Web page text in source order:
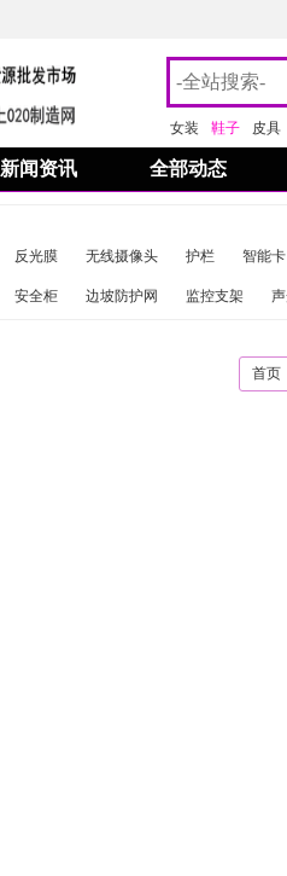
女装 鞋子 皮具
新闻资讯 全部动态
反光膜 无线摄像头 护栏 智能卡
安全柜 边坡防护网 监控支架
首页